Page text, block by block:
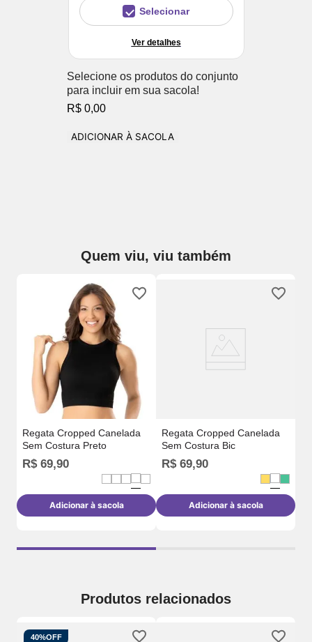
Selecionar
Ver detalhes
Selecione os produtos do conjunto
para incluir em sua sacola!
R$ 0,00
ADICIONAR À SACOLA
Quem viu, viu também
Regata Cropped Canelada
Sem Costura Preto
R$ 69,90
Adicionar à sacola
Regata Cropped Canelada
Sem Costura Bic
R$ 69,90
Adicionar à sacola
Produtos relacionados
40%OFF